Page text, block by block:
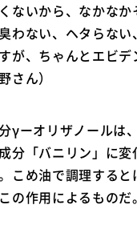
ないから、なかなか
わない、ヘタらない
が、ちゃんとエビデ
さん）
γーオリザノールは
分「バニリン」に変
こめ油で調理すると
の作用によるものだ。